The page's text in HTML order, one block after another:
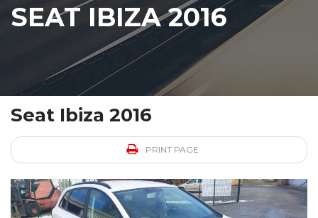
SEAT IBIZA 2016
Seat Ibiza 2016
PRINT PAGE